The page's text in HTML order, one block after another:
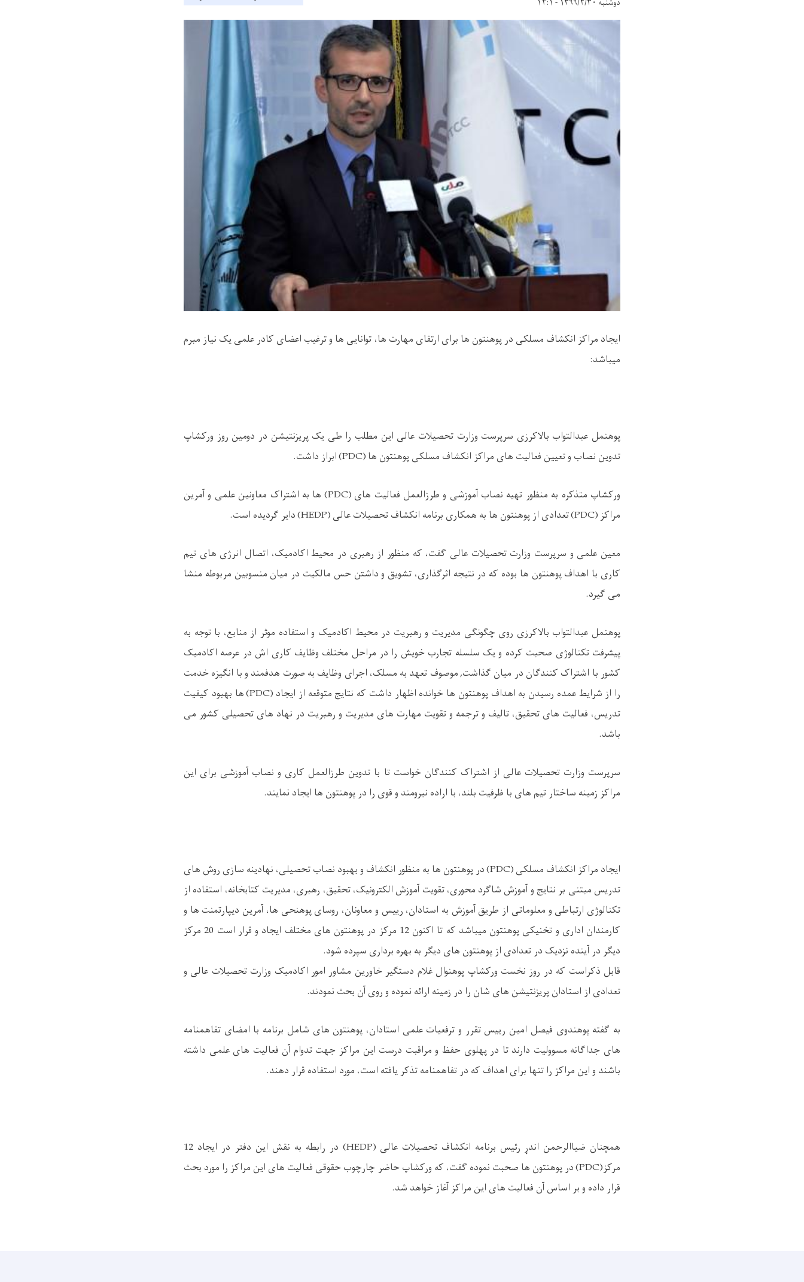
ایجاد مراکز انکشاف مسلکی در پوهنتون ها برای ارتقای مهارت ها، توانایی ها و ترغیب اعضای کادر علمی یک نیاز مبرم
میباشد:
پوهنمل عبدالتواب بالاکرزی سرپرست وزارت تحصیلات عالی این مطلب را طی یک پریزنتیشن در دومین روز ورکشاپ
تدوین نصاب و تعیین فعالیت های مراکز انکشاف مسلکی پوهنتون ها (PDC) ابراز داشت.
ورکشاپ متذکره به منظور تهیه نصاب آموزشی و طرزالعمل فعالیت های (PDC) ها به اشتراک معاونین علمی و آمرین
مراکز (PDC) تعدادی از پوهنتون ها به همکاری برنامه انکشاف تحصیلات عالی (HEDP) دایر گردیده است.
معین علمی و سرپرست وزارت تحصیلات عالی گفت، که منظور از رهبری در محیط اکادمیک، اتصال انرژی های تیم
کاری با اهداف پوهنتون ها بوده که در نتیجه اثرگذاری، تشویق و داشتن حس مالکیت در میان منسوبین مربوطه منشا
می گیرد.
پوهنمل عبدالتواب بالاکرزی روی چگونگی مدیریت و رهبریت در محیط اکادمیک و استفاده موثر از منابع، با توجه به
پیشرفت تکنالوژی صحبت کرده و یک سلسله تجارب خویش را در مراحل مختلف وظایف کاری اش در عرصه اکادمیک
کشور با اشتراک کنندگان در میان گذاشت, موصوف تعهد به مسلک، اجرای وظایف به صورت هدفمند و با انگیزه خدمت
را از شرایط عمده رسیدن به اهداف پوهنتون ها خوانده اظهار داشت که نتایج متوقعه از ایجاد (PDC) ها بهبود کیفیت
تدریس، فعالیت های تحقیق، تالیف و ترجمه و تقویت مهارت های مدیریت و رهبریت در نهاد های تحصیلی کشور می
باشد.
سرپرست وزارت تحصیلات عالی از اشتراک کنندگان خواست تا با تدوین طرزالعمل کاری و نصاب آموزشی برای این
مراکز زمینه ساختار تیم های با ظرفیت بلند، با اراده نیرومند و قوی را در پوهنتون ها ایجاد نمایند.
ایجاد مراکز انکشاف مسلکی (PDC) در پوهنتون ها به منظور انکشاف و بهبود نصاب تحصیلی، نهادینه سازی روش های
تدریس مبتنی بر نتایج و آموزش شاگرد محوری، تقویت آموزش الکترونیک، تحقیق، رهبری، مدیریت کتابخانه، استفاده از
تکنالوژی ارتباطی و معلوماتی از طریق آموزش به استادان، رییس و معاونان، روسای پوهنحی ها، آمرین دیپارتمنت ها و
کارمندان اداری و تخنیکی پوهنتون میباشد که تا اکنون 12 مرکز در پوهنتون های مختلف ایجاد و قرار است 20 مرکز
دیگر در آینده نزدیک در تعدادی از پوهنتون های دیگر به بهره برداری سپرده شود.
قابل ذکراست که در روز نخست ورکشاپ پوهنوال غلام دستگیر خاورین مشاور امور اکادمیک وزارت تحصیلات عالی و
تعدادی از استادان پریزنتیشن های شان را در زمینه ارائه نموده و روی آن بحث نمودند.
به گفته پوهندوی فیصل امین رییس تقرر و ترفعیات علمی استادان، پوهنتون های شامل برنامه با امضای تفاهمنامه
های جداگانه مسوولیت دارند تا در پهلوی حفظ و مراقبت درست این مراکز جهت تدوام آن فعالیت های علمی داشته
باشند و این مراکز را تنها برای اهداف که در تفاهمنامه تذکر یافته است، مورد استفاده قرار دهند.
همچنان ضیاالرحمن اندړ رئیس برنامه انکشاف تحصیلات عالی (HEDP) در رابطه به نقش این دفتر در ایجاد 12
مرکز(PDC) در پوهنتون ها صحبت نموده گفت، که ورکشاپ حاضر چارچوب حقوقی فعالیت های این مراکز را مورد بحث
قرار داده و بر اساس آن فعالیت های این مراکز آغاز خواهد شد.